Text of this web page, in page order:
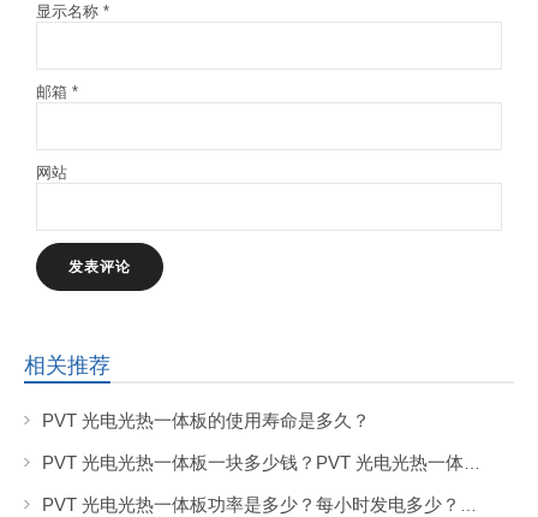
显示名称 *
邮箱 *
网站
相关推荐
PVT 光电光热一体板的使用寿命是多久？